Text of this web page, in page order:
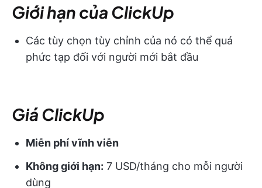
Giới hạn của ClickUp
Các tùy chọn tùy chỉnh của nó có thể quá
phức tạp đối với người mới bắt đầu
Giá ClickUp
Miễn phí vĩnh viễn
Không giới hạn: 7 USD/tháng cho mỗi người
dùng